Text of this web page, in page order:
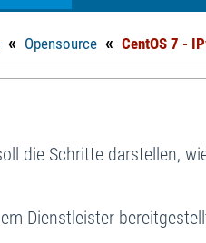
« Opensource « CentOS 7 -
die Schritte darstellen,
Dienstleister